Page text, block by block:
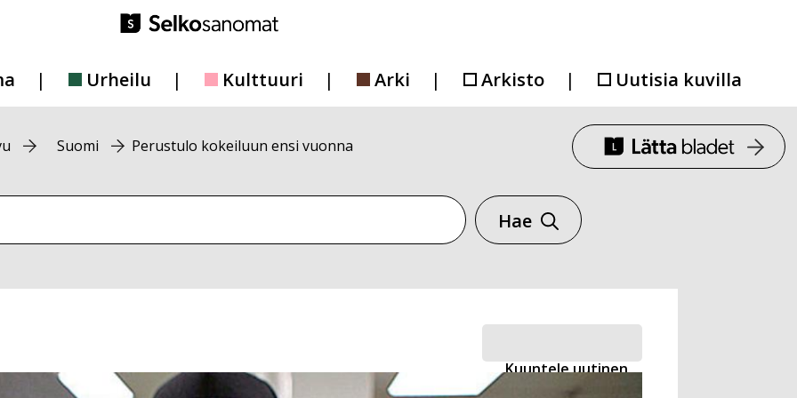
Urheilu Kulttuuri Arki Arkisto Uutisia kuvilla
Suomi Perustulo kokeiluun ensi vuonna
Hae
Kuuntele uutinen